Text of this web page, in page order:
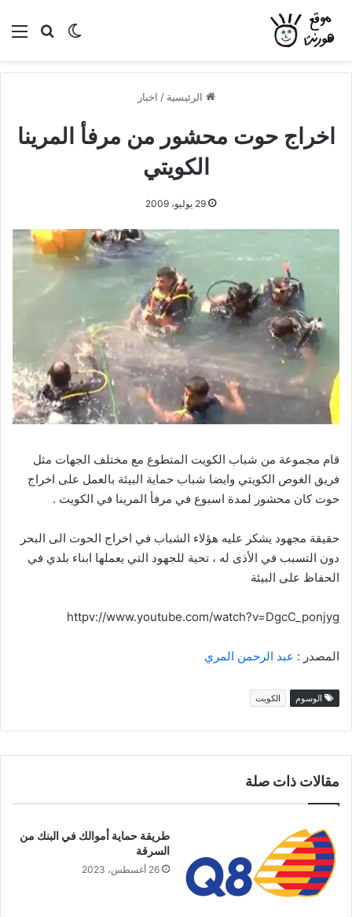
بحثالوضع
الرئيسية / اخبار
اخراج حوت محشور من مرفأ المرينا
الكويتي
29 يوليو، 2009
قام مجموعة من شباب الكويت المتطوع مع مختلف الجهات مثل
فريق الغوص الكويتي وايضا شباب حماية البيئة بالعمل على اخراج
حوت كان محشور لمدة اسبوع في مرفأ المرينا في الكويت .
حقيقة مجهود يشكر عليه هؤلاء الشباب في اخراج الحوت الى البحر
دون التسبب في الأذى له ، تحية للجهود التي يعملها ابناء بلدي في
الحفاظ على البيئة
httpv://www.youtube.com/watch?v=DgcC_ponjyg
المصدر : عبد الرحمن المري
الوسوم الكويت
مقالات ذات صلة
طريقة حماية أموالك في البنك من
السرقة
26 أغسطس، 2023